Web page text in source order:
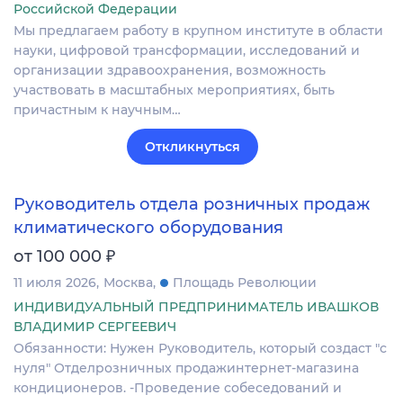
Российской Федерации
Мы предлагаем работу в крупном институте в области
науки, цифровой трансформации, исследований и
организации здравоохранения, возможность
участвовать в масштабных мероприятиях, быть
причастным к научным…
Откликнуться
Руководитель отдела розничных продаж
климатического оборудования
от 100 000 ₽
11 июля 2026 Москва
Площадь Революции
ИНДИВИДУАЛЬНЫЙ ПРЕДПРИНИМАТЕЛЬ ИВАШКОВ
ВЛАДИМИР СЕРГЕЕВИЧ
Обязанности: Нужен Руководитель, который создаст "с
нуля" Отделрозничных продажинтернет-магазина
кондиционеров. -Проведение собеседований и